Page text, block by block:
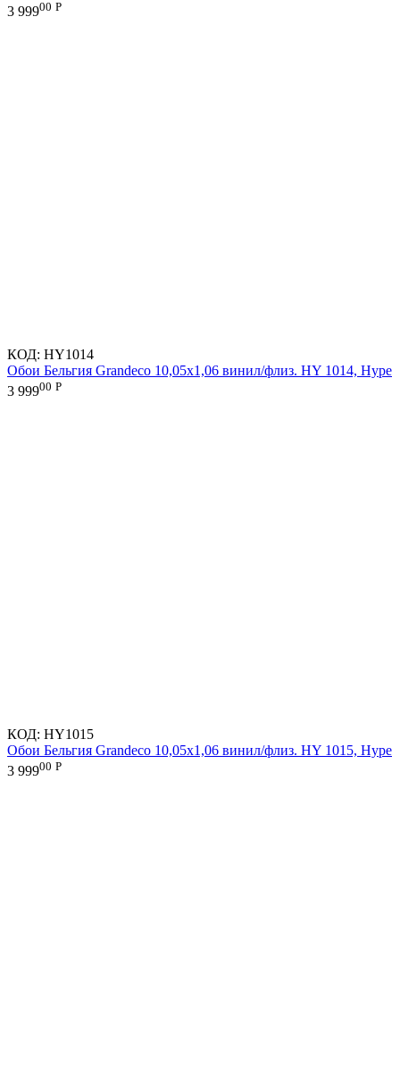
3 99900 Р
КОД: HY1014
Обои Бельгия Grandeco 10,05х1,06 винил/флиз. HY 1014, Hype
3 99900 Р
КОД: HY1015
Обои Бельгия Grandeco 10,05х1,06 винил/флиз. HY 1015, Hype
3 99900 Р